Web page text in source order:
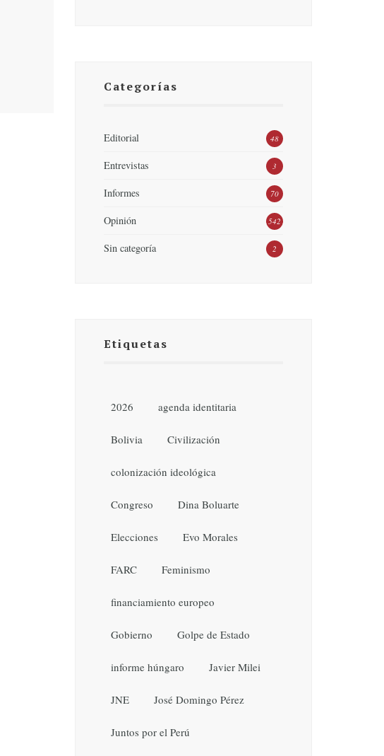
Categorías
Editorial 48
Entrevistas 3
Informes 70
Opinión 542
Sin categoría 2
Etiquetas
2026 agenda identitaria
Bolivia Civilización
colonización ideológica
Congreso Dina Boluarte
Elecciones Evo Morales
FARC Feminismo
financiamiento europeo
Gobierno Golpe de Estado
informe húngaro Javier Milei
JNE José Domingo Pérez
Juntos por el Perú